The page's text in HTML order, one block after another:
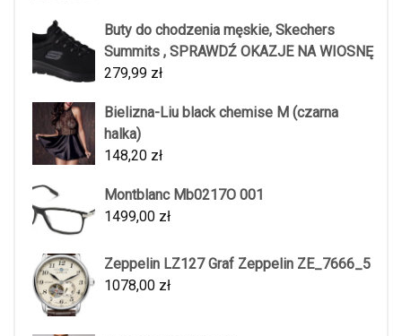
Buty do chodzenia męskie, Skechers
Summits , SPRAWDŹ OKAZJE NA WIOSNĘ
279,99 zł
Bielizna-Liu black chemise M (czarna
halka)
148,20 zł
Montblanc Mb0217O 001
1499,00 zł
Zeppelin LZ127 Graf Zeppelin ZE_7666_5
1078,00 zł